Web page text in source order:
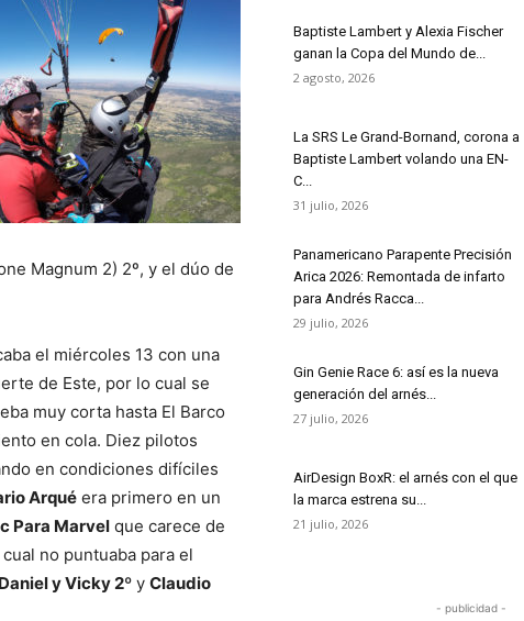
Magnum 2) 2º, y el dúo de
el miércoles 13 con una
de Este, por lo cual se
muy corta hasta El Barco
en cola. Diez pilotos
en condiciones difíciles
Arqué era primero en un
Para Marvel que carece de
no puntuaba para el
Daniel y Vicky 2º y Claudio
Baptiste Lambert y Alexia Fischer
ganan la Copa del Mundo de...
2 agosto, 2026
La SRS Le Grand-Bornand, corona a
Baptiste Lambert volando una EN-
C...
31 julio, 2026
Panamericano Parapente Precisión
Arica 2026: Remontada de infarto
para Andrés Racca...
29 julio, 2026
Gin Genie Race 6: así es la nueva
generación del arnés...
27 julio, 2026
AirDesign BoxR: el arnés con el que
la marca estrena su...
21 julio, 2026
- publicidad -